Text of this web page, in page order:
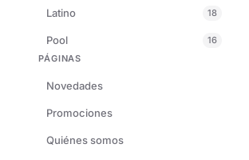
Latino 18
Pool
16
PÁGINAS
Novedades
Promociones
Quiénes somos